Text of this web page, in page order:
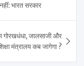
भारत सरकार
जालसाजी और
मंत्रालय कब जागेगा ?